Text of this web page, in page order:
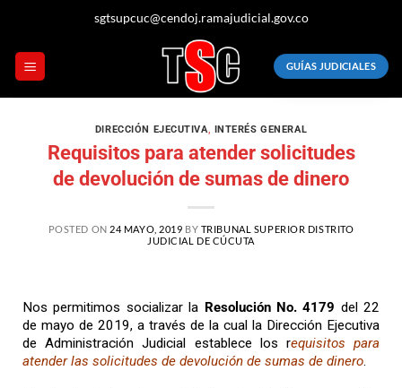
sgtsupcuc@cendoj.ramajudicial.gov.co
GUÍAS JUDICIALES
DIRECCIÓN EJECUTIVA, INTERÉS GENERAL
Requisitos para atender solicitudes
de devolución de sumas de dinero
POSTED ON 24 MAYO, 2019 BY TRIBUNAL SUPERIOR DISTRITO
JUDICIAL DE CÚCUTA
Nos permitimos socializar la Resolución No. 4179 del 22
de mayo de 2019, a través de la cual la Dirección Ejecutiva
de Administración Judicial establece los requisitos para
atender las solicitudes de devolución de sumas de dinero